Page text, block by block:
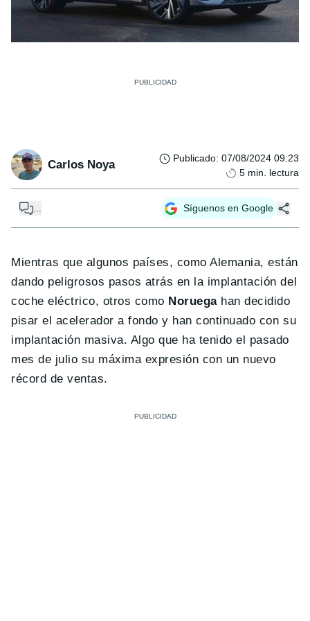
Carlos Noya Publicado: 07/08/2024 09:23
5 min. lectura
... Síguenos en Google
Mientras que algunos países, como Alemania, están
dando peligrosos pasos atrás en la implantación del
coche eléctrico, otros como Noruegahan decidido
pisar el acelerador a fondo y han continuado con su
implantación masiva. Algo que ha tenido el pasado
mes de julio su máxima expresión con un nuevo
récord de ventas.